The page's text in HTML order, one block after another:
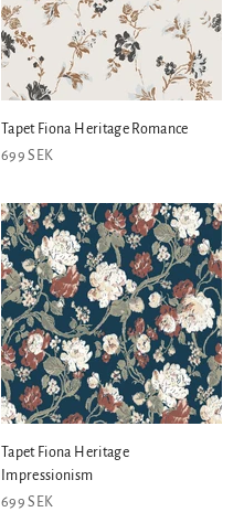
Tapet Fiona Heritage Romance
REA-pris
699 SEK
Tapet Fiona Heritage
Impressionism
REA-pris
699 SEK